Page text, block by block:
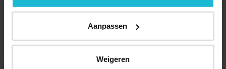
Aanpassen
Weigeren
was gebouwd. Architect Penne Hangelbroek heeft op het fort in
Naast de vaste programmering in het Waterliniemuseum staan er